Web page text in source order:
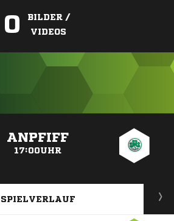
0
BILDER /
VIDEOS
ANPFIFF
17:00UHR
SPIELVERLAUF